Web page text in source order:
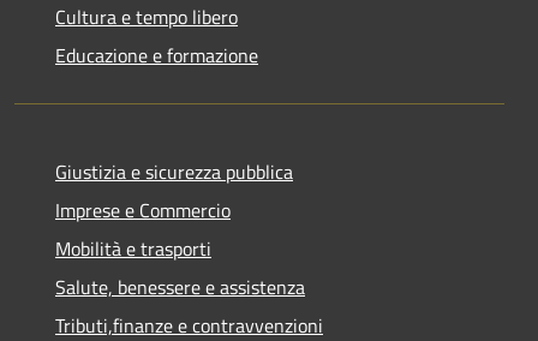
Cultura e tempo libero
Educazione e formazione
Giustizia e sicurezza pubblica
Imprese e Commercio
Mobilità e trasporti
Salute, benessere e assistenza
Tributi,finanze e contravvenzioni